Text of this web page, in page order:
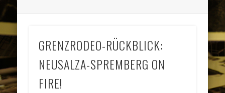
GRENZRODEO-RÜCKBLICK:
NEUSALZA-SPREMBERG ON
FIRE!